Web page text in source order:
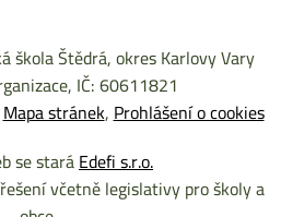
škola Štědrá, okres Karlovy Vary
IČ: 60611821
Mapa stránek Prohlášení o cookies
se staráEdefi s.r.o.
včetně legislativy pro školy a